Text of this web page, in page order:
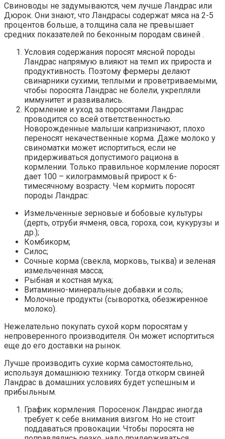
Свиноводы не задумываются, чем лучше Ландрас или
Дюрок. Они знают, что Ландрасы содержат мяса на 2-5
процентов больше, а толщина сала не превышает
средних показателей по беконным породам свиней .
Условия содержания поросят мясной породы
Ландрас напрямую влияют на темп их прироста и
продуктивность. Поэтому фермеры делают
свинарники сухими, теплыми и проветриваемыми,
чтобы поросята Ландрас не болели, укрепляли
иммунитет и развивались.
Кормление и уход за поросятами Ландрас
проводится со всей ответственностью.
Новорожденные малыши капризничают, плохо
переносят некачественные корма. Даже молоко у
свиноматки может испортиться, если не
придерживаться допустимого рациона в
кормлении. Только правильное кормление поросят
дает 100 – килограммовый прирост к 6-
тимесячному возрасту. Чем кормить поросят
породы Ландрас:
Измельченные зерновые и бобовые культуры
(дерть, отруби ячменя, овса, гороха, сои, кукурузы и
др.);
Комбикорм;
Силос;
Сочные корма (свекла, морковь, тыква) и зеленая
измельченная масса;
Рыбная и костная мука;
Витаминно-минеральные добавки и соль;
Молочные продукты (сыворотка, обезжиренное
молоко).
Нежелательно покупать сухой корм поросятам у
непроверенного производителя. Он может испортиться
еще до его доставки на рынок.
Лучше производить сухие корма самостоятельно,
используя домашнюю технику. Тогда откорм свиней
Ландрас в домашних условиях будет успешным и
прибыльным.
График кормления. Поросенок Ландрас иногда
требует к себе внимания визгом. Но не стоит
поддаваться провокации. Чтобы поросята не